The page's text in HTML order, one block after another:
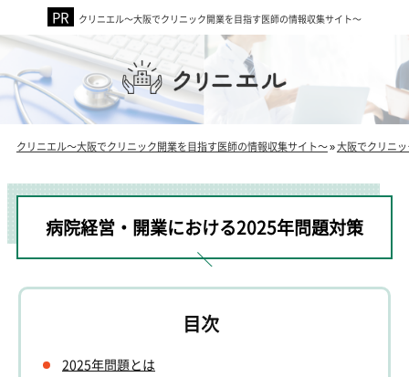
クリニエル～大阪でクリニック開業を目指す医師の情報収集サイト～
クリニエル～大阪でクリニック開業を目指す医師の情報収集サイト～»大阪でクリニ
病院経営・開業における2025年問題対策
2025年問題とは